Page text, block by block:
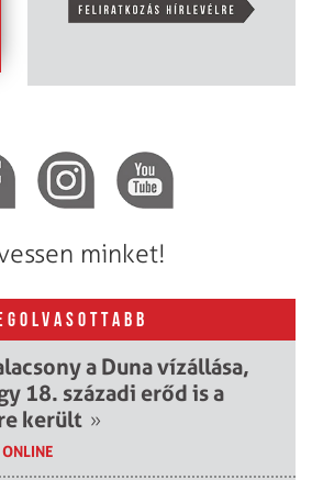
minket!
a Duna vízállása,
18. századi erőd is a
került »
ONLINE